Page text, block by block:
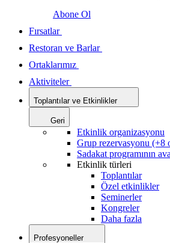
Abone Ol
Fırsatlar
Restoran ve Barlar
Ortaklarımız
Aktiviteler
Toplantılar ve Etkinlikler
Geri
Etkinlik organizasyonu
Grup rezervasyonu (+8
Sadakat programının
Etkinlik türleri
Toplantılar
Özel etkinlikler
Seminerler
Kongreler
Daha fazla
Profesyoneller